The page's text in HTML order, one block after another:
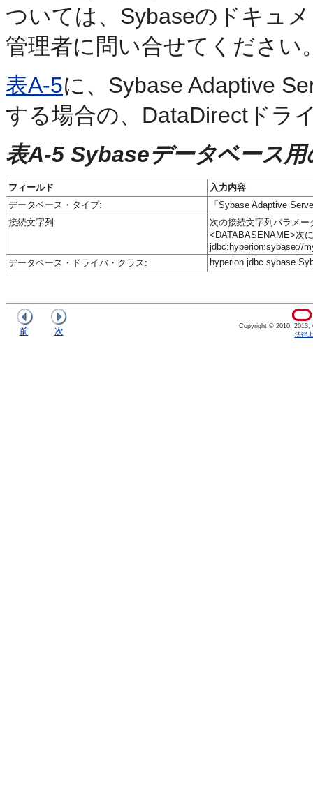
ついては、Sybaseのドキュ
管理者に問い合せてください
表A-5に、Sybase Adaptive
する場合の、DataDirectドラ
表A-5 Sybaseデータベース
フィールド
入力内容
データベース・タイプ:
「Sybase Adaptive
接続文字列:
次の接続文字列パラメ
<DATABASENAME>次
jdbc:hyperion:sybase://
データベース・ドライバ・クラス:
前 次
Copyright © 2010, 2013,
法律